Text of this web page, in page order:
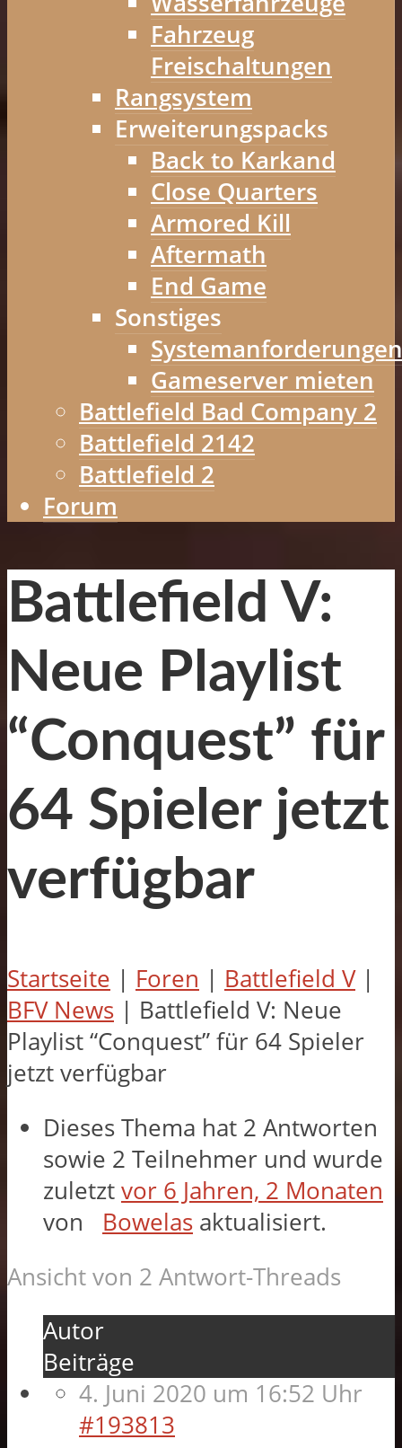
Fahrzeug
Freischaltungen
Rangsystem
Erweiterungspacks
Back to Karkand
Close Quarters
Armored Kill
Aftermath
End Game
Sonstiges
Systemanforderungen
Gameserver mieten
Battlefield Bad Company 2
Battlefield 2142
Battlefield 2
Forum
Battlefield V:
Neue Playlist
“Conquest” für
64 Spieler jetzt
verfügbar
Startseite | Foren | Battlefield V |
BFV News | Battlefield V: Neue
Playlist “Conquest” für 64 Spieler
jetzt verfügbar
Dieses Thema hat 2 Antworten
sowie 2 Teilnehmer und wurde
zuletzt vor 6 Jahren, 2 Monaten
von
Bowelas aktualisiert.
Ansicht von 2 Antwort-Threads
Autor
Beiträge
4. Juni 2020 um 16:52 Uhr
#193813